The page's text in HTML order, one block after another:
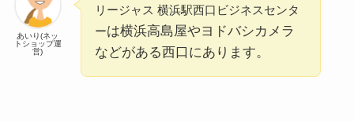
あいり(ネッ
トショップ運
営)
リージャス 横浜駅西口ビジネスセンタ
ーは横浜高島屋やヨドバシカメラ
などがある西口にあります。